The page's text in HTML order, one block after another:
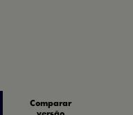
Comparar